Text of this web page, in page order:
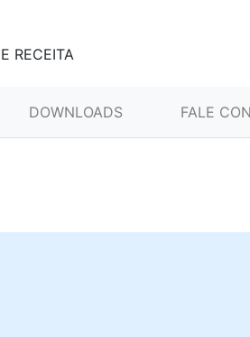
RECEITA
DOWNLOADS FALE